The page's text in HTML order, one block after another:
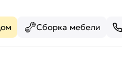
Сборка мебели